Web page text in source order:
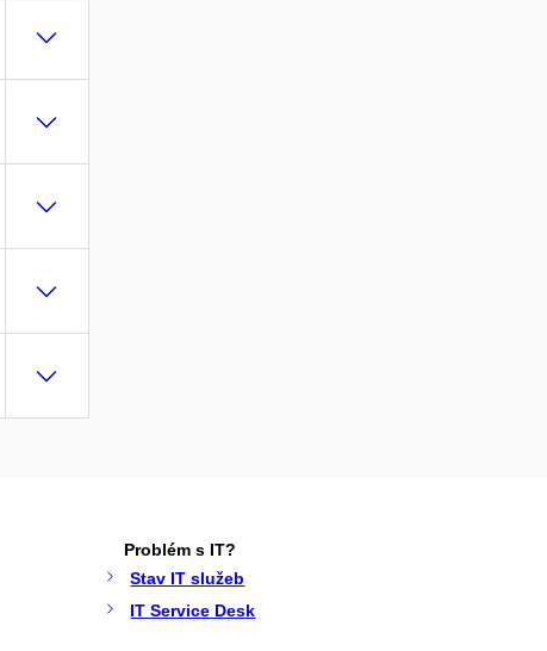
Problém s IT?
Stav IT služeb
IT Service Desk